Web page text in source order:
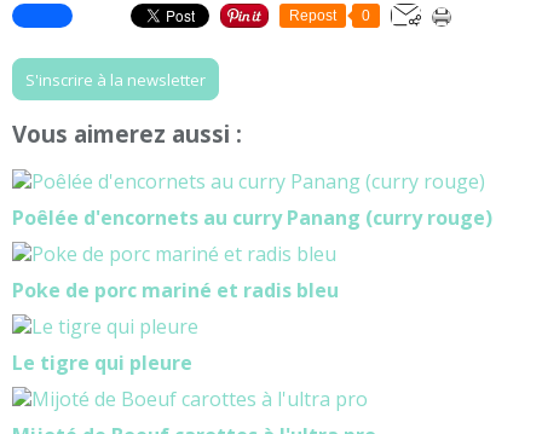
Repost 0
S'inscrire à la newsletter
Vous aimerez aussi :
Poêlée d'encornets au curry Panang (curry rouge)
Poke de porc mariné et radis bleu
Le tigre qui pleure